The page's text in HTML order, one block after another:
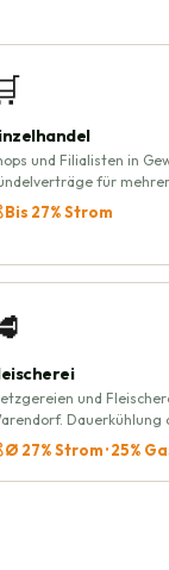
und Filialisten in
für
Bis 27% Strom
und
Ø 27% Strom · 25%